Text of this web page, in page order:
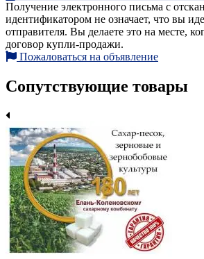
Получение электронного письма с
идентификатором не означает, что вы
отправителя. Вы делаете это на месте,
договор купли-продажи.
Пожаловаться на объявление
Сопутствующие товары